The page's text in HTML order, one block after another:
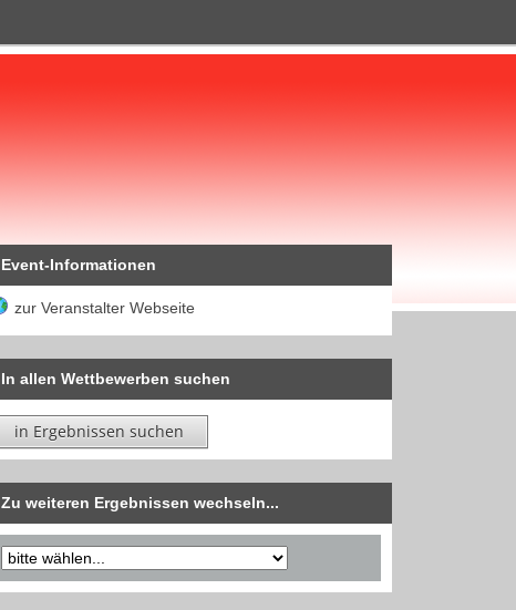
Event-Informationen
zur Veranstalter Webseite
In allen Wettbewerben suchen
in Ergebnissen suchen
Zu weiteren Ergebnissen wechseln...